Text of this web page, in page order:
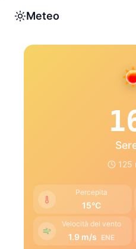
Meteo
125
Percepita
15°C
Velocità del vento
1.9 m/s ENE